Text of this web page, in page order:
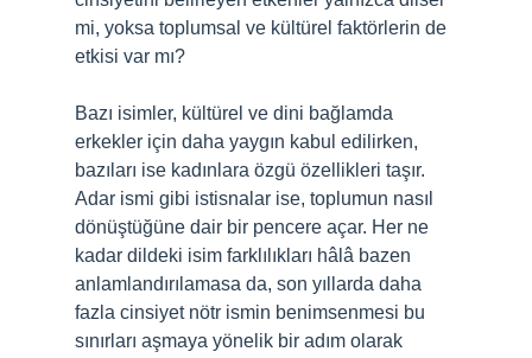
mi, yoksa toplumsal ve kültürel faktörlerin de
etkisi var mı?
Bazı isimler, kültürel ve dini bağlamda
erkekler için daha yaygın kabul edilirken,
bazıları ise kadınlara özgü özellikleri taşır.
Adar ismi gibi istisnalar ise, toplumun nasıl
dönüştüğüne dair bir pencere açar. Her ne
kadar dildeki isim farklılıkları hâlâ bazen
anlamlandırılamasa da, son yıllarda daha
fazla cinsiyet nötr ismin benimsenmesi bu
sınırları aşmaya yönelik bir adım olarak